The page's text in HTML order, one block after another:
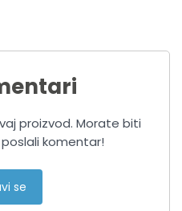
proizvod. Morate biti
komentar!
se